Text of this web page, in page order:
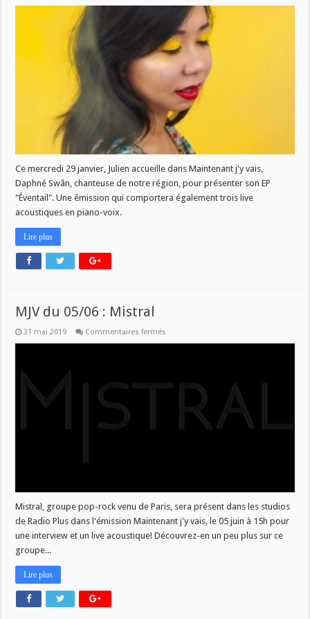
29/01
–
Daphné
Swân
Ce mercredi 29 janvier, Julien accueille dans Maintenant j'y vais,
Daphné Swân, chanteuse de notre région, pour présenter son EP
"Éventail". Une émission qui comportera également trois live
acoustiques en piano-voix.
Lire plus
MJV du 05/06 : Mistral
31 mai 2019 Commentaires fermés
Mistral, groupe pop-rock venu de Paris, sera présent dans les studios
de Radio Plus dans l'émission Maintenant j'y vais, le 05 juin à 15h pour
une interview et un live acoustique! Découvrez-en un peu plus sur ce
groupe...
Lire plus